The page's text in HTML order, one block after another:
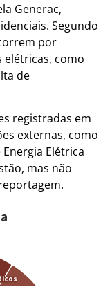
Generac,
Segundo
por
como
de
registradas em
externas, como
Elétrica
mas não